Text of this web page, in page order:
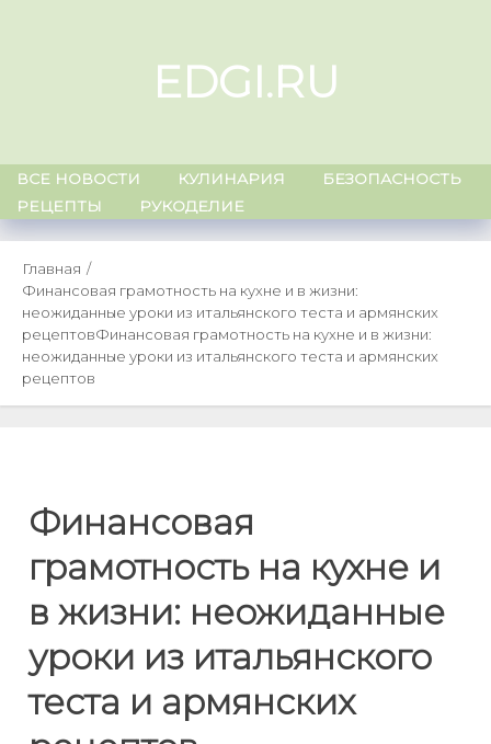
EDGI.RU
ВСЕ НОВОСТИ КУЛИНАРИЯ
БЕЗОПАСНОСТЬ
РЕЦЕПТЫ
РУКОДЕЛИЕ
Главная
Финансовая грамотность на кухне и в жизни:
неожиданные уроки из итальянского теста и армянских
рецептовФинансовая грамотность на кухне и в жизни:
неожиданные уроки из итальянского теста и армянских
рецептов
Финансовая
грамотность на кухне и
в жизни: неожиданные
уроки из итальянского
теста и армянских